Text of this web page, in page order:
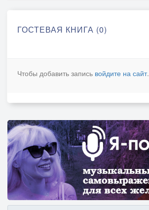
ГОСТЕВАЯ КНИГА (0)
Чтобы добавить запись войдите на сайт.